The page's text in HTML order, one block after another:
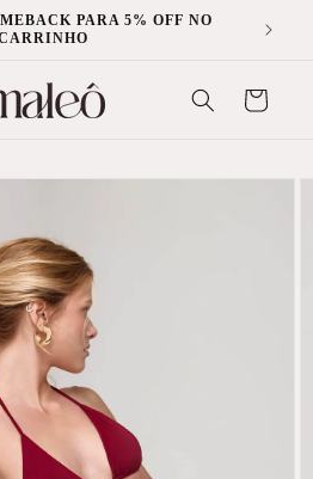
PARA 5% OFF NO
Carrinho